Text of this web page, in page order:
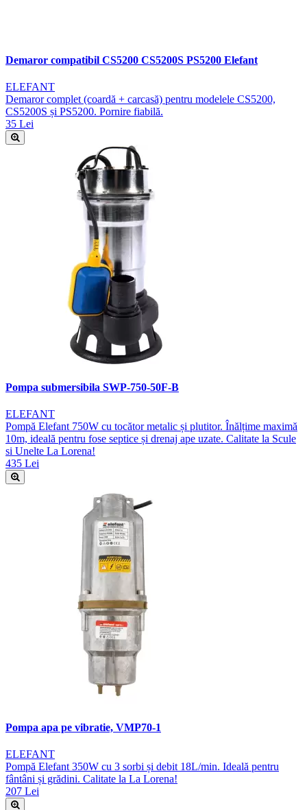
Demaror compatibil CS5200 CS5200S PS5200 Elefant
ELEFANT
Demaror complet (coardă + carcasă) pentru modelele CS5200,
CS5200S și PS5200. Pornire fiabilă.
35 Lei
Pompa submersibila SWP-750-50F-B
ELEFANT
Pompă Elefant 750W cu tocător metalic și plutitor. Înălțime maximă
10m, ideală pentru fose septice și drenaj ape uzate. Calitate la Scule
si Unelte La Lorena!
435 Lei
Pompa apa pe vibratie, VMP70-1
ELEFANT
Pompă Elefant 350W cu 3 sorbi și debit 18L/min. Ideală pentru
fântâni și grădini. Calitate la La Lorena!
207 Lei